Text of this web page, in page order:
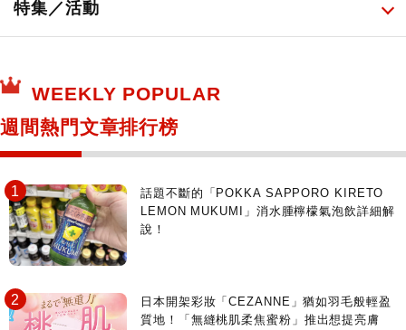
所有
特集／活動
東京百貨店～TOKYO Depart～
WEEKLY POPULAR
週間熱門文章排行榜
話題不斷的「POKKA SAPPORO KIRETO
LEMON MUKUMI」消水腫檸檬氣泡飲詳細解
說！
日本開架彩妝「CEZANNE」猶如羽毛般輕盈
質地！「無縫桃肌柔焦蜜粉」推出想提亮膚